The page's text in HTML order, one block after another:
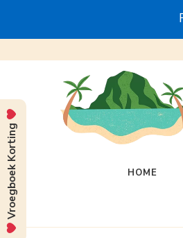
HOME
Vroegboek Korting